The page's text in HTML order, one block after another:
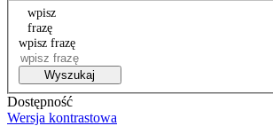
wpisz
frazę
wpisz frazę
Wyszukaj
Dostępność
Wersja kontrastowa